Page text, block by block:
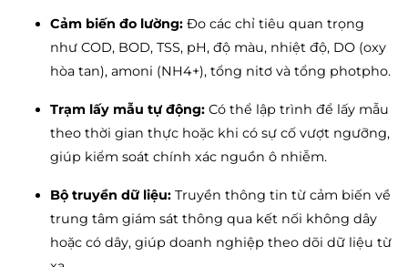
Cảm biến đo lường: Đo các chỉ tiêu quan trọng
như COD, BOD, TSS, pH, độ màu, nhiệt độ, DO (oxy
hòa tan), amoni (NH4+), tổng nitơ và tổng photpho.
Trạm lấy mẫu tự động: Có thể lập trình để lấy mẫu
theo thời gian thực hoặc khi có sự cố vượt ngưỡng,
giúp kiểm soát chính xác nguồn ô nhiễm.
Bộ truyền dữ liệu: Truyền thông tin từ cảm biến về
trung tâm giám sát thông qua kết nối không dây
hoặc có dây, giúp doanh nghiệp theo dõi dữ liệu từ